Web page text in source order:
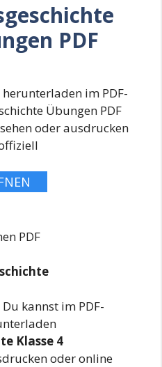
PDF
im PDF-
Übungen PDF
oder ausdrucken
PDF
kannst im PDF-
Klasse 4
oder online